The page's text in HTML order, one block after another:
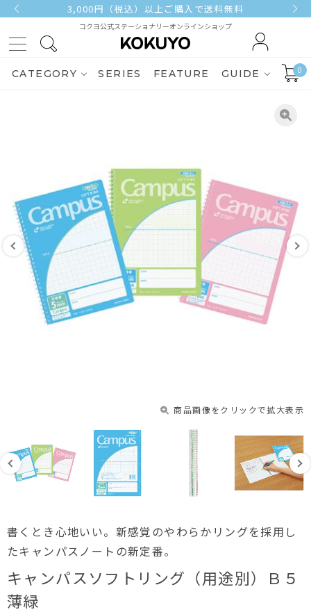
3,000円（税込）以上ご購入で送料無料
コクヨ公式ステーショナリーオンラインショップ
CATEGORY SERIES FEATURE GUIDE 0
商品画像をクリックで拡大表示
書くとき心地いい。新感覚のやわらかリングを採用し
たキャンパスノートの新定番。
キャンパスソフトリング（用途別）Ｂ５
薄緑